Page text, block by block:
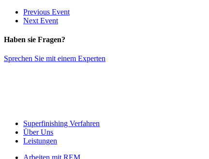
Previous Event
Next Event
Haben sie Fragen?
Sprechen Sie mit einem Experten
Superfinishing Verfahren
Über Uns
Leistungen